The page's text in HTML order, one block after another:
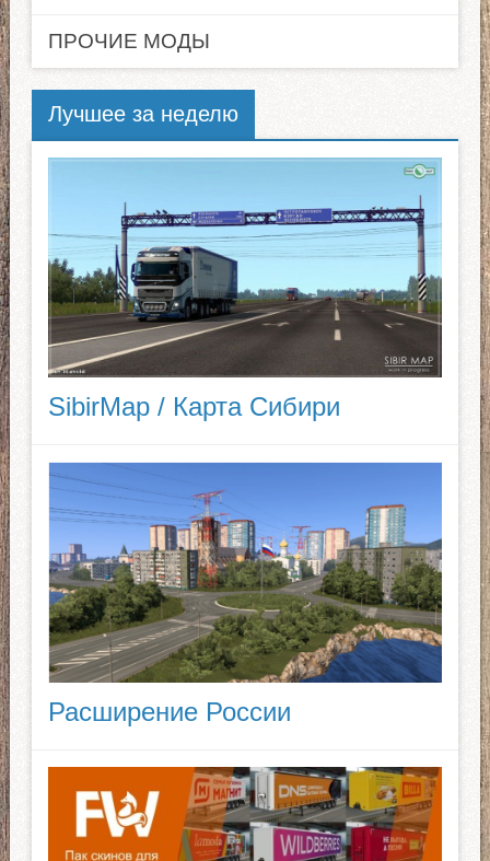
ПРОЧИЕ МОДЫ
Лучшее за неделю
SibirMap / Карта Сибири
Расширение России